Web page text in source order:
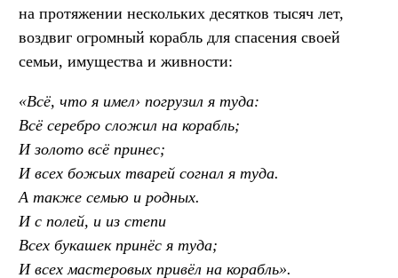
на протяжении нескольких десятков тысяч лет,
воздвиг огромный корабль для спасения своей
семьи, имущества и живности:
«Всё, что я имел› погрузил я туда:
Всё серебро сложил на корабль;
И золото всё принес;
И всех божьих тварей согнал я туда.
А также семью и родных.
И с полей, и из степи
Всех букашек принёс я туда;
И всех мастеровых привёл на корабль».